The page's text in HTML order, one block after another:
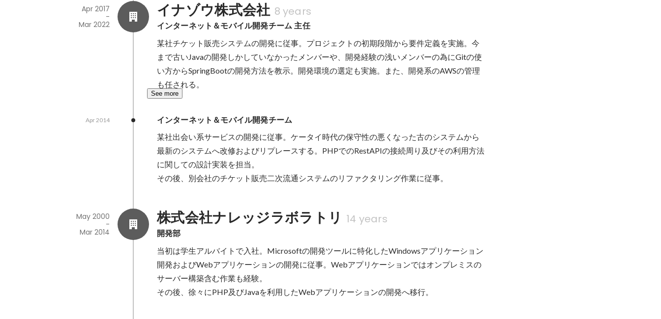
イナゾウ株式会社 8 years
インターネット＆モバイル開発チーム 主任
Apr 2017
-
Mar 2022
某社チケット販売システムの開発に従事。プロジェクトの初期段階から要件定義を実施。今
まで古いJavaの開発しかしていなかったメンバーや、開発経験の浅いメンバーの為にGitの使
い方からSpringBootの開発方法を教示。開発環境の選定も実施。また、開発系のAWSの管理
も任される。
See more
インターネット＆モバイル開発チーム
Apr 2014
某社出会い系サービスの開発に従事。ケータイ時代の保守性の悪くなった古のシステムから
最新のシステムへ改修およびリプレースする。PHPでのRestAPIの接続周り及びその利用方法
に関しての設計実装を担当。
その後、別会社のチケット販売二次流通システムのリファクタリング作業に従事。
株式会社ナレッジラボラトリ 14 years
開発部
May 2000
-
Mar 2014
当初は学生アルバイトで入社。Microsoftの開発ツールに特化したWindowsアプリケーション
開発およびWebアプリケーションの開発に従事。Webアプリケーションではオンプレミスの
サーバー構築含む作業も経験。
その後、徐々にPHP及びJavaを利用したWebアプリケーションの開発へ移行。